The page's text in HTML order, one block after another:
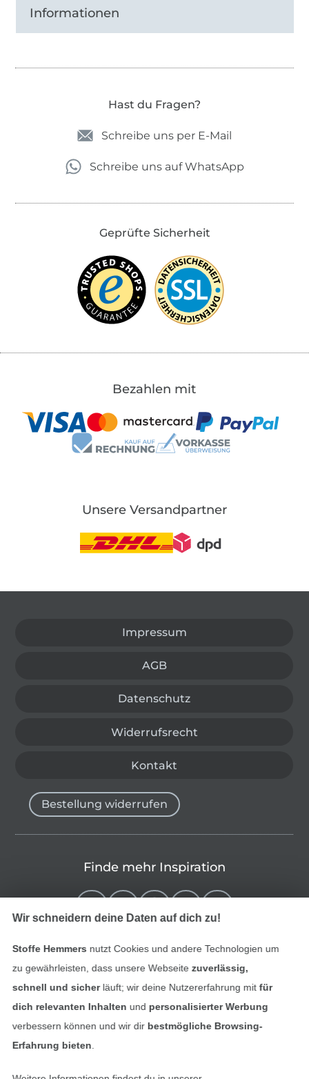
Informationen
Hast du Fragen?
Schreibe uns per E-Mail
Schreibe uns auf WhatsApp
Geprüfte Sicherheit
Bezahlen mit
Unsere Versandpartner
Impressum
AGB
Datenschutz
Widerrufsrecht
Kontakt
Bestellung widerrufen
Finde mehr Inspiration
Wir schneidern deine Daten auf dich zu!
Stoffe Hemmers nutzt Cookies und andere Technologien um
zu gewährleisten, dass unsere Webseite zuverlässig,
schnell und sicherläuft; wir deine Nutzererfahrung mitfür
dich relevanten Inhalten und personalisierter Werbung
verbessern können und wir dir bestmögliche Browsing-
Erfahrung bieten